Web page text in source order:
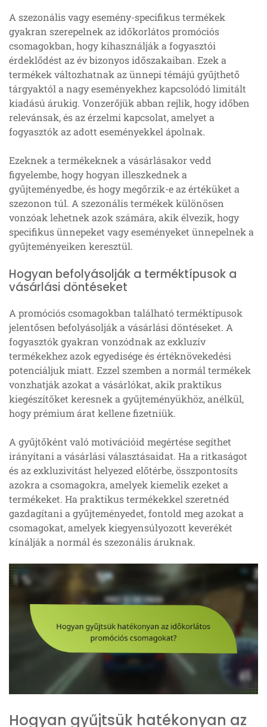
A szezonális vagy esemény-specifikus termékek
gyakran szerepelnek az időkorlátos promóciós
csomagokban, hogy kihasználják a fogyasztói
érdeklődést az év bizonyos időszakaiban. Ezek a
termékek változhatnak az ünnepi témájú gyűjthető
tárgyaktól a nagy eseményekhez kapcsolódó limitált
kiadású árukig. Vonzerőjük abban rejlik, hogy időben
relevánsak, és az érzelmi kapcsolat, amelyet a
fogyasztók az adott eseményekkel ápolnak.
Ezeknek a termékeknek a vásárlásakor vedd
figyelembe, hogy hogyan illeszkednek a
gyűjteményedbe, és hogy megőrzik-e az értéküket a
szezonon túl. A szezonális termékek különösen
vonzóak lehetnek azok számára, akik élvezik, hogy
specifikus ünnepeket vagy eseményeket ünnepelnek a
gyűjteményeiken keresztül.
Hogyan befolyásolják a terméktípusok a
vásárlási döntéseket
A promóciós csomagokban található terméktípusok
jelentősen befolyásolják a vásárlási döntéseket. A
fogyasztók gyakran vonzódnak az exkluzív
termékekhez azok egyedisége és értéknövekedési
potenciáljuk miatt. Ezzel szemben a normál termékek
vonzhatják azokat a vásárlókat, akik praktikus
kiegészítőket keresnek a gyűjteményükhöz, anélkül,
hogy prémium árat kellene fizetniük.
A gyűjtőként való motivációid megértése segíthet
irányítani a vásárlási választásaidat. Ha a ritkaságot
és az exkluzivitást helyezed előtérbe, összpontosíts
azokra a csomagokra, amelyek kiemelik ezeket a
termékeket. Ha praktikus termékekkel szeretnéd
gazdagítani a gyűjteményedet, fontold meg azokat a
csomagokat, amelyek kiegyensúlyozott keverékét
kínálják a normál és szezonális áruknak.
Hogyan gyűjtsük hatékonyan az